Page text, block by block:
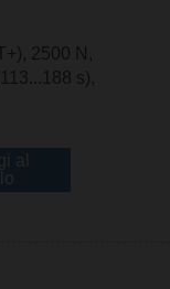
2500 N,
s),